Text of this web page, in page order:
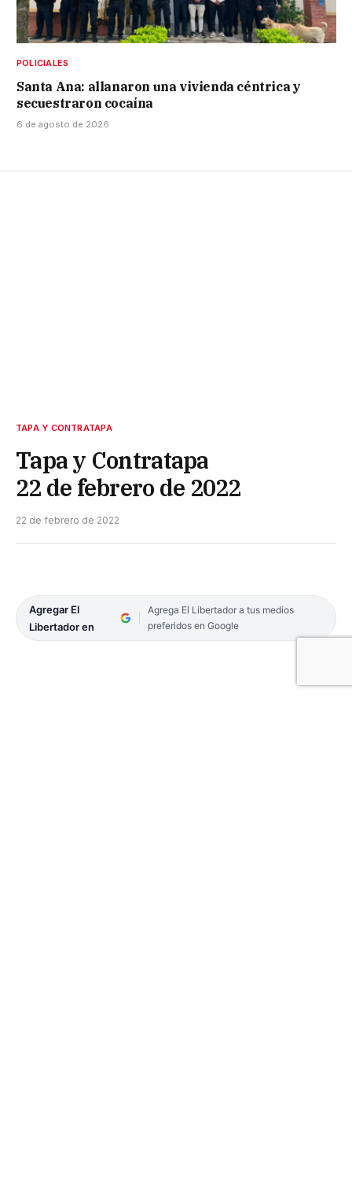
POLICIALES
Santa Ana: allanaron una vivienda céntrica y
secuestraron cocaína
6 de agosto de 2026
TAPA Y CONTRATAPA
Tapa y Contratapa
22 de febrero de 2022
22 de febrero de 2022
Agregar El
Libertador en
Agrega El Libertador a tus medios
preferidos en Google